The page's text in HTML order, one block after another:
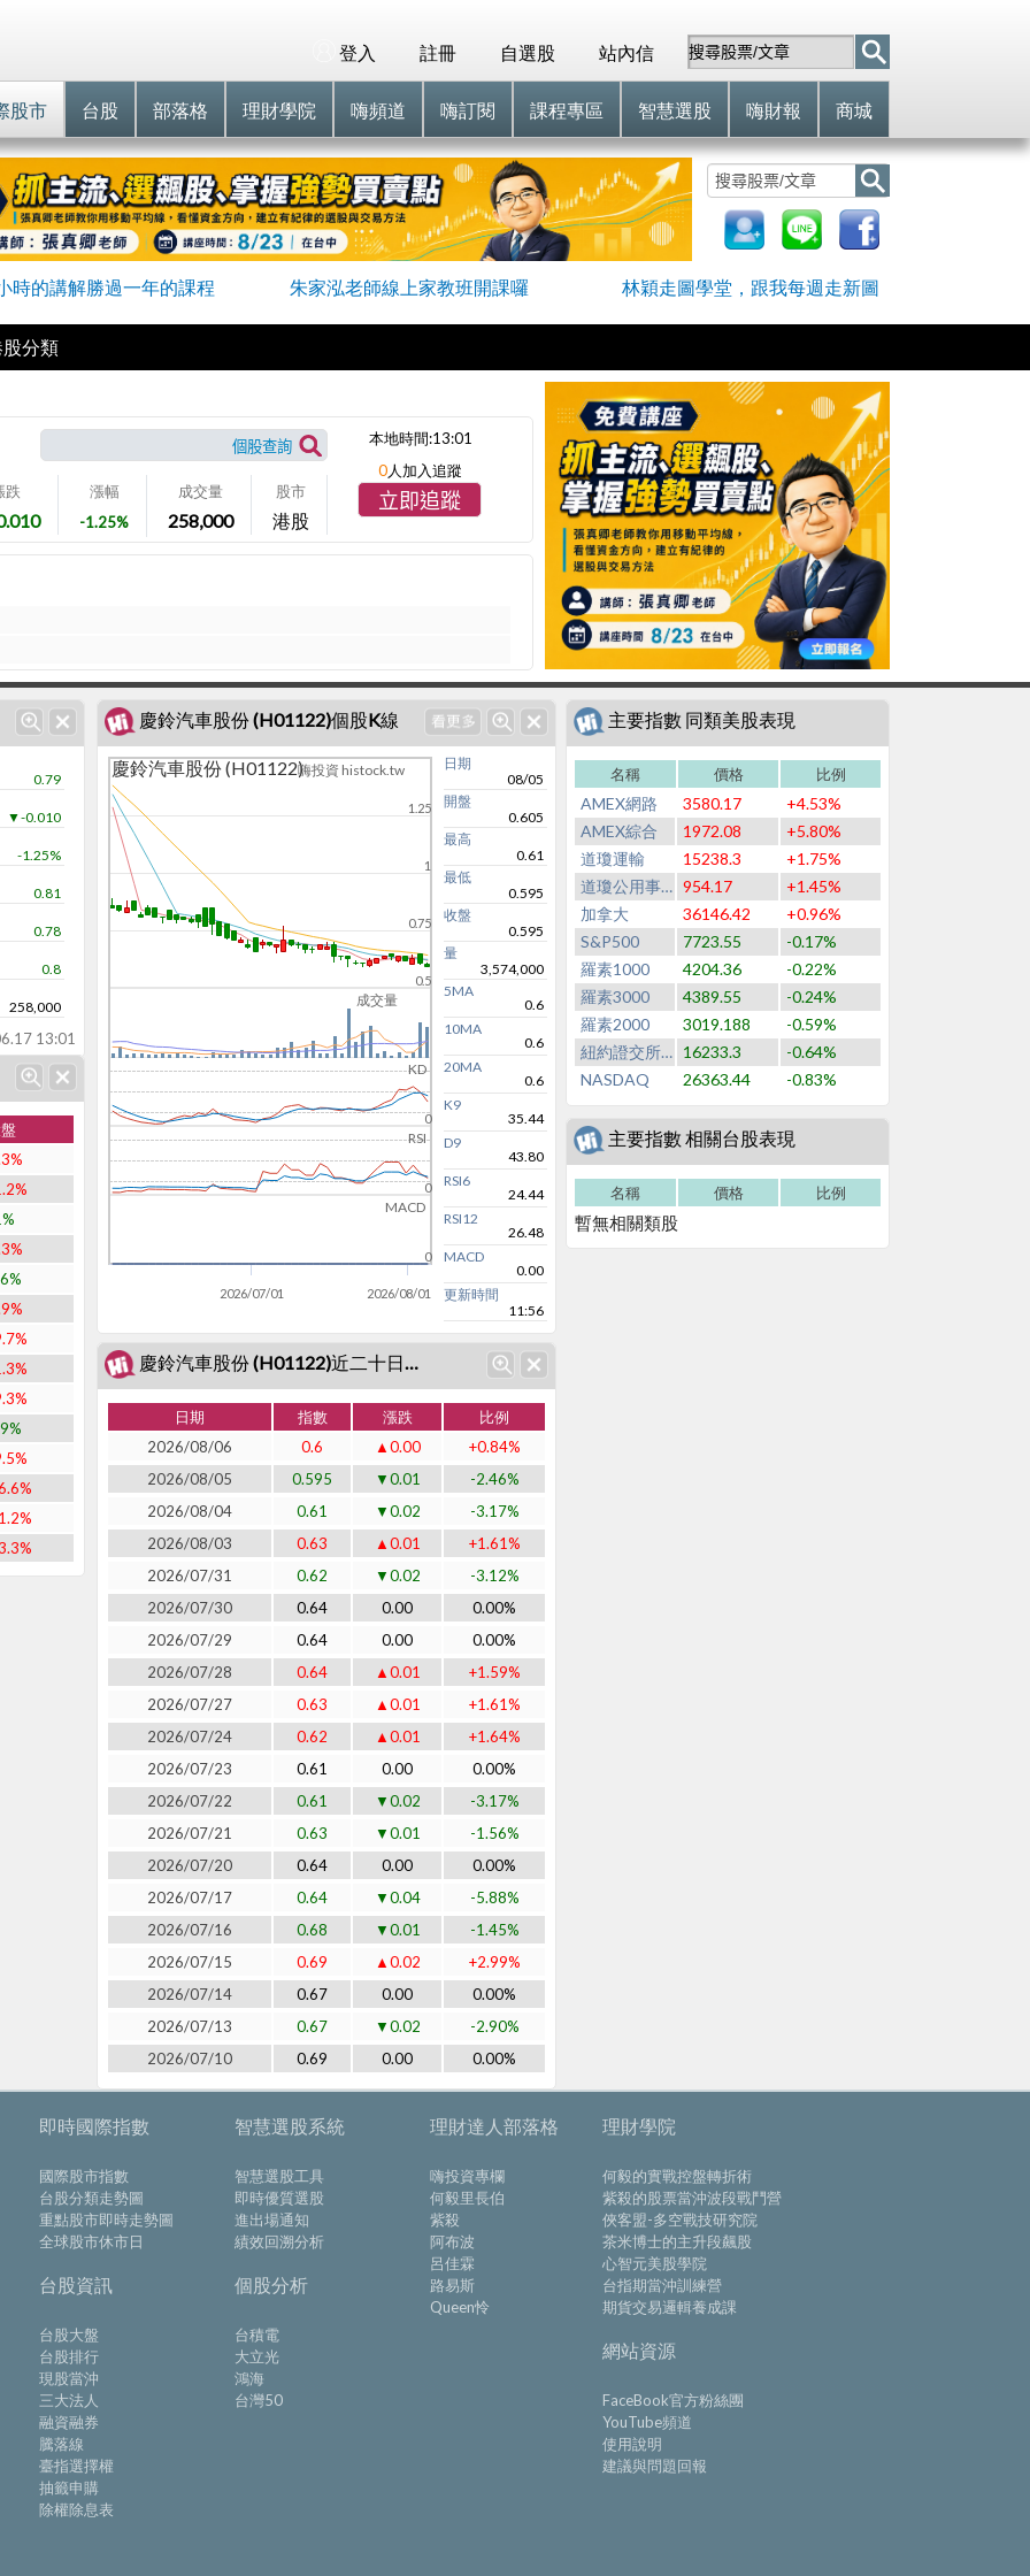
站內信
自選股
註冊
登入
股市 台股 部落格 理財學院 嗨頻道 嗨訂閱 課程專區 智慧選股 嗨財報 商城
時的講解勝過一年的課程 朱家泓老師線上家教班開課囉 林穎走圖學堂，跟我每週走新圖
分類
跌
漲幅
-1.25%
成交量
258,000
股市
港股
本地時間:13:01
0人加入追蹤
立即追蹤
0.79
▼-0.010
-1.25%
0.81
0.78
0.8
258,000
13:01
慶鈴汽車股份 (H01122)個股K線
成交量
KD
RSI
MACD
慶鈴汽車股份 (H01122)嗨投資 histock.tw
2026/07/01 2026/08/01
0.5
0.75
1
1.25
0
0
0
日期
08/05
開盤
0.605
最高
0.61
最低
0.595
收盤
0.595
量
3,574,000
5MA
0.6
10MA
0.6
20MA
0.6
K9
35.44
D9
43.80
RSI6
24.44
RSI12
26.48
MACD
0.00
更新時間
11:56
慶鈴汽車股份 (H01122)近二十日表現
日期 指數 漲跌
比例
2026/08/06
0.6 ▲0.00
+0.84%
2026/08/05
0.595 ▼0.01
-2.46%
2026/08/04
0.61 ▼0.02
-3.17%
2026/08/03
0.63 ▲0.01
+1.61%
2026/07/31
0.62 ▼0.02
-3.12%
2026/07/30
0.64 0.00
0.00%
2026/07/29
0.64 0.00
0.00%
2026/07/28
0.64 ▲0.01
+1.59%
2026/07/27
0.63 ▲0.01
+1.61%
2026/07/24
0.62 ▲0.01
+1.64%
2026/07/23
0.61 0.00
0.00%
2026/07/22
0.61 ▼0.02
-3.17%
2026/07/21
0.63 ▼0.01
-1.56%
2026/07/20
0.64 0.00
0.00%
2026/07/17
0.64 ▼0.04
-5.88%
2026/07/16
0.68 ▼0.01
-1.45%
2026/07/15
0.69 ▲0.02
+2.99%
2026/07/14
0.67 0.00
0.00%
2026/07/13
0.67 ▼0.02
-2.90%
2026/07/10
0.69 0.00 0.00%
主要指數 同類美股表現
名稱 價格 比例
AMEX網路 3580.17
+4.53%
AMEX綜合
1972.08
+5.80%
道瓊運輸
15238.3
+1.75%
道瓊公用事業 954.17
+1.45%
加拿大
36146.42
+0.96%
S&P500
7723.55
-0.17%
羅素1000
4204.36
-0.22%
羅素3000
4389.55
-0.24%
羅素2000
3019.188
-0.59%
紐約證交所NYSE 16233.3
-0.64%
NASDAQ
26363.44 -0.83%
主要指數 相關台股表現
名稱 價格 比例
暫無相關類股
即時國際指數
國際股市指數
台股分類走勢圖
重點股市即時走勢圖
全球股市休市日
台股資訊
台股大盤
台股排行
現股當沖
三大法人
融資融券
騰落線
臺指選擇權
抽籤申購
除權除息表
智慧選股系統
智慧選股工具
即時優質選股
進出場通知
績效回溯分析
個股分析
台積電
大立光
鴻海
台灣50
理財達人部落格
嗨投資專欄
何毅里長伯
紫殺
阿布波
呂佳霖
路易斯
Queen怜
理財學院
何毅的實戰控盤轉折術
紫殺的股票當沖波段戰鬥營
俠客盟-多空戰技研究院
茶米博士的主升段飆股
心智元美股學院
台指期當沖訓練營
期貨交易邏輯養成課
網站資源
FaceBook官方粉絲團
YouTube頻道
使用說明
建議與問題回報